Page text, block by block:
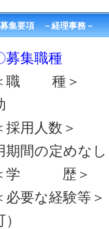
募集要項　－経理事務－
募集職種
職 種＞
採用人数
期間の定めな
学 歴
必要な経験